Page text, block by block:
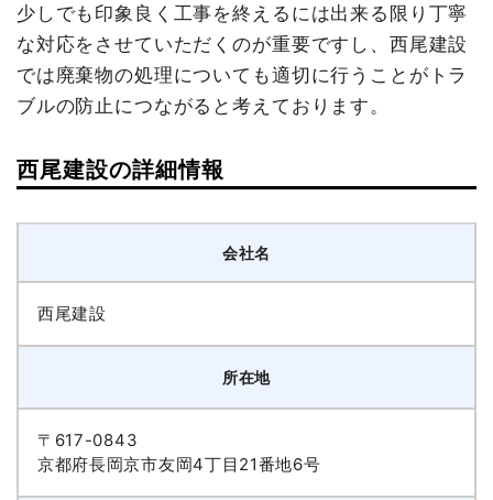
少しでも印象良く工事を終えるには出来る限り丁寧
な対応をさせていただくのが重要ですし、西尾建設
では廃棄物の処理についても適切に行うことがトラ
ブルの防止につながると考えております。
西尾建設の詳細情報
会社名
西尾建設
所在地
〒617-0843
京都府長岡京市友岡4丁目21番地6号